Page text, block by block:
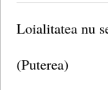
Loialitatea nu
(Puterea)